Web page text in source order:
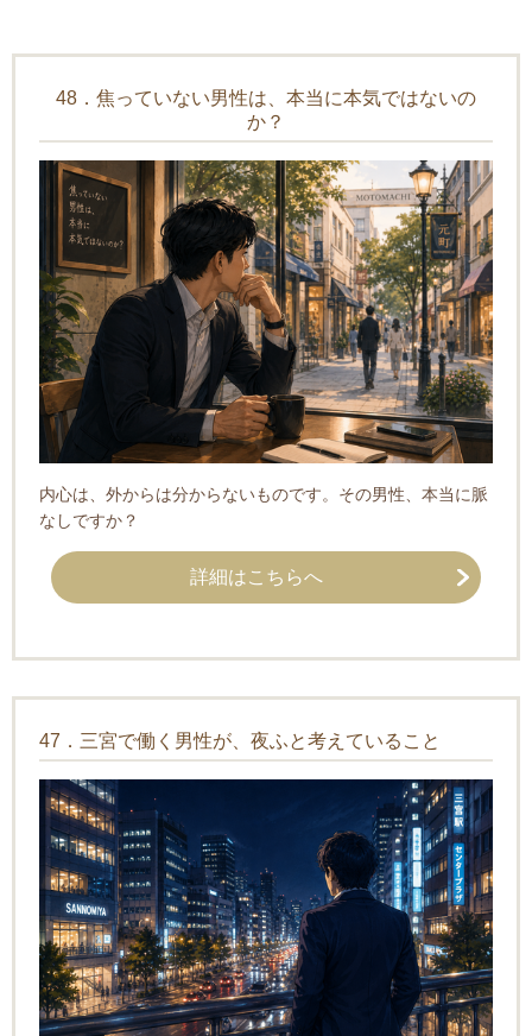
48．焦っていない男性は、本当に本気ではないの
か？
内心は、外からは分からないものです。その男性、本当に脈
なしですか？
詳細はこちらへ
47．三宮で働く男性が、夜ふと考えていること